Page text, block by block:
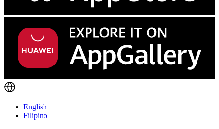
English
Filipino